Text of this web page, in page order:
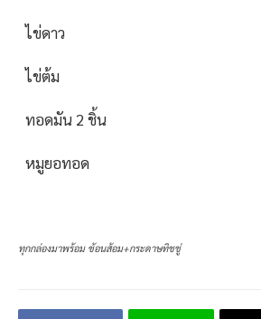
ไข่ดาว
ไข่ต้ม
ทอดมัน 2 ชิ้น
หมูยอทอด
ทุกกล่องมาพร้อม ช้อนส้อม+กระดาษทิชชู่